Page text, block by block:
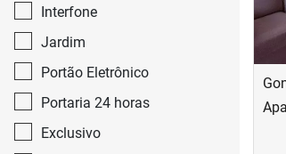
Interfone
Jardim
Portão Eletrônico
Portaria 24 horas
Exclusivo